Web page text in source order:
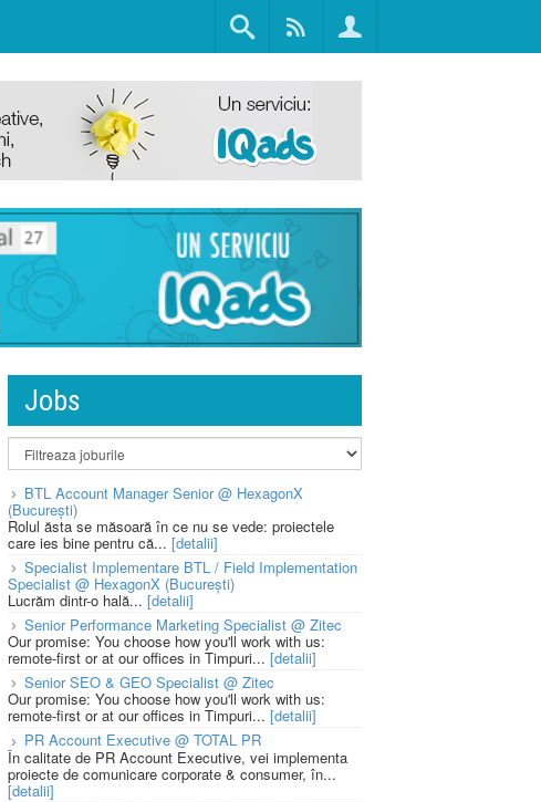
Jobs
BTL Account Manager Senior @ HexagonX
(București)
Rolul ăsta se măsoară în ce nu se vede: proiectele
care ies bine pentru că... [detalii]
Specialist Implementare BTL / Field Implementation
Specialist @ HexagonX (București)
Lucrăm dintr-o hală... [detalii]
Senior Performance Marketing Specialist @ Zitec
Our promise: You choose how you'll work with us:
remote-first or at our offices in Timpuri... [detalii]
Senior SEO & GEO Specialist @ Zitec
Our promise: You choose how you'll work with us:
remote-first or at our offices in Timpuri... [detalii]
PR Account Executive @ TOTAL PR
În calitate de PR Account Executive, vei implementa
proiecte de comunicare corporate & consumer, în...
[detalii]